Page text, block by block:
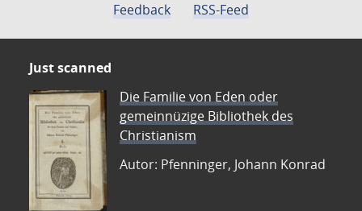
Feedback
RSS-Feed
Just scanned
Die Familie von Eden oder
gemeinnüzige Bibliothek des
Christianism
Autor: Pfenninger, Johann Konrad